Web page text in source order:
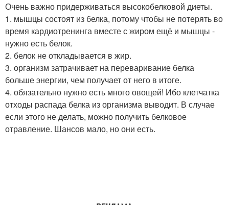
Очень важно придерживаться высокобелковой диеты.
1. мышцы состоят из белка, потому чтобы не потерять во
время кардиотренинга вместе с жиром ещё и мышцы -
нужно есть белок.
2. белок не откладывается в жир.
3. организм затрачивает на переваривание белка
больше энергии, чем получает от него в итоге.
4. обязательно нужно есть много овощей! Ибо клетчатка
отходы распада белка из организма выводит. В случае
если этого не делать, можно получить белковое
отравление. Шансов мало, но они есть.